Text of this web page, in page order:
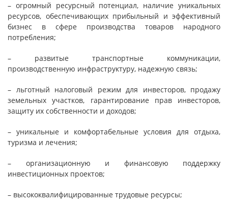
– огромный ресурсный потенциал, наличие уникальных
ресурсов, обеспечивающих прибыльный и эффективный
бизнес в сфере производства товаров народного
потребления;
– развитые транспортные коммуникации,
производственную инфраструктуру, надежную связь;
– льготный налоговый режим для инвесторов, продажу
земельных участков, гарантирование прав инвесторов,
защиту их собственности и доходов;
– уникальные и комфортабельные условия для отдыха,
туризма и лечения;
– организационную и финансовую поддержку
инвестиционных проектов;
– высококвалифицированные трудовые ресурсы;